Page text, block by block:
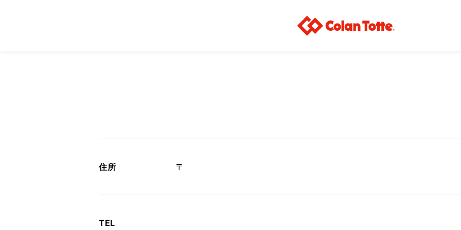
住所 〒
TEL